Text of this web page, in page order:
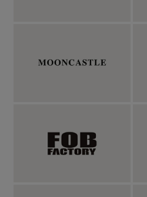
ち感のある素材のおかげで、シルエ